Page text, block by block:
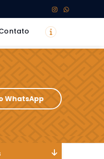
WhatsApp